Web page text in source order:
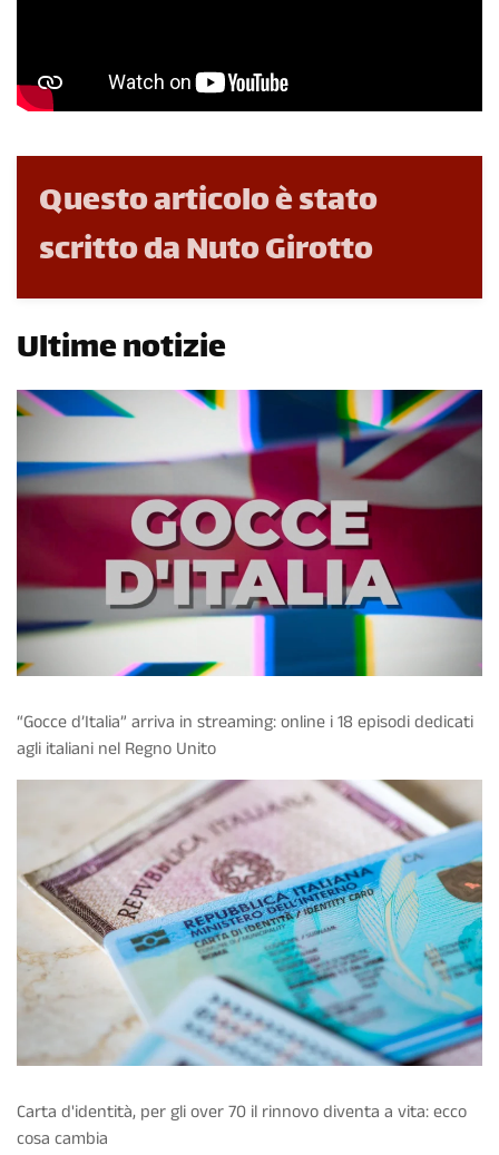
Questo articolo è stato
scritto da Nuto Girotto
Ultime notizie
“Gocce d’Italia” arriva in streaming: online i 18 episodi dedicati
agli italiani nel Regno Unito
Carta d'identità, per gli over 70 il rinnovo diventa a vita: ecco
cosa cambia